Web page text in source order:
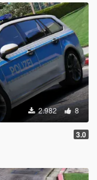
2.982 8
3.0